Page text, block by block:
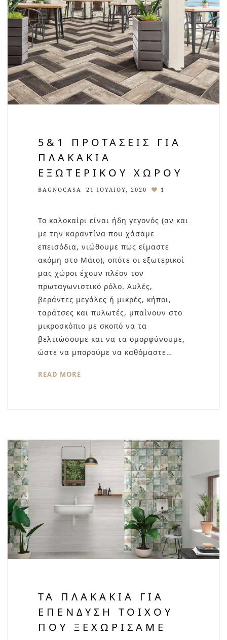
5&1 ΠΡΟΤΆΣΕΙΣ ΓΙΑ
ΠΛΑΚΆΚΙΑ
ΕΞΩΤΕΡΙΚΟΎ ΧΏΡΟΥ
BAGNOCASA 21 ΙΟΥΛΊΟΥ, 2020 1
Το καλοκαίρι είναι ήδη γεγονός (αν και
με την καραντίνα που χάσαμε
επεισόδια, νιώθουμε πως είμαστε
ακόμη στο Μάιο), οπότε οι εξωτερικοί
μας χώροι έχουν πλέον τον
πρωταγωνιστικό ρόλο. Αυλές,
βεράντες μεγάλες ή μικρές, κήποι,
ταράτσες και πυλωτές, μπαίνουν στο
μικροσκόπιο με σκοπό να τα
βελτιώσουμε και να τα ομορφύνουμε,
ώστε να μπορούμε να καθόμαστε…
READ MORE
ΤΑ ΠΛΑΚΆΚΙΑ ΓΙΑ
ΕΠΈΝΔΥΣΗ ΤΟΊΧΟΥ
ΠΟΥ ΞΕΧΩΡΊΣΑΜΕ